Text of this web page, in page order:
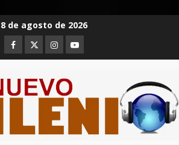
8 de agosto de 2026
Facebook
TwitterInstagram
Youtube